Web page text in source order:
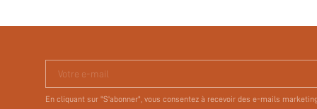
Votre e-mail
En cliquant sur "S'abonner", vous consentez à recevoir des e-mails